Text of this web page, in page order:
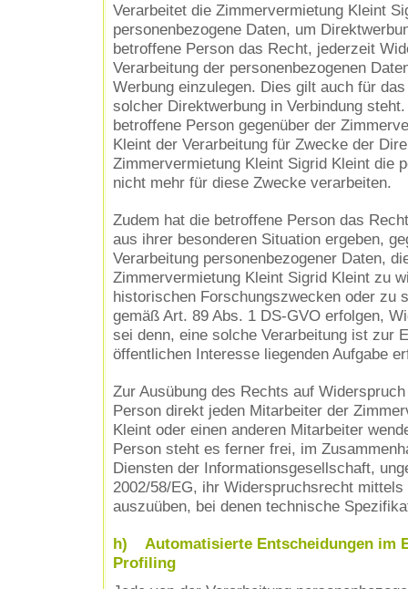
Verarbeitet die Zimmervermietung Kleint
personenbezogene Daten, um
betroffene Person das Recht, jederzeit
Verarbeitung der personenbezogenen
Werbung einzulegen. Dies gilt auch für
solcher Direktwerbung in Verbindung
betroffene Person gegenüber der
Kleint der Verarbeitung für Zwecke der
Zimmervermietung Kleint Sigrid Kleint die
nicht mehr für diese Zwecke verarbeiten.
Zudem hat die betroffene Person das
aus ihrer besonderen Situation ergeben,
Verarbeitung personenbezogener Daten,
Zimmervermietung Kleint Sigrid Kleint zu
historischen Forschungszwecken oder zu
gemäß Art. 89 Abs. 1 DS-GVO erfolgen,
sei denn, eine solche Verarbeitung ist zur
öffentlichen Interesse liegenden Aufgabe
Zur Ausübung des Rechts auf
Person direkt jeden Mitarbeiter der
Kleint oder einen anderen Mitarbeiter
Person steht es ferner frei, im
Diensten der Informationsgesellschaft,
2002/58/EG, ihr Widerspruchsrecht
auszuüben, bei denen technische
h) Automatisierte Entscheidungen im
Profiling